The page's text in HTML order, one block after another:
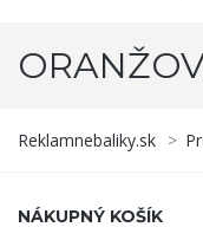
Reklamnebaliky.sk >
NÁKUPNÝ KOŠÍK